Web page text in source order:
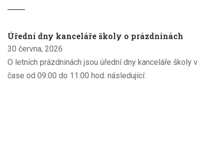
Úřední dny kanceláře školy o prázdninách
30 června, 2026
O letních prázdninách jsou úřední dny kanceláře školy v
čase od 09:00 do 11:00 hod. následující: